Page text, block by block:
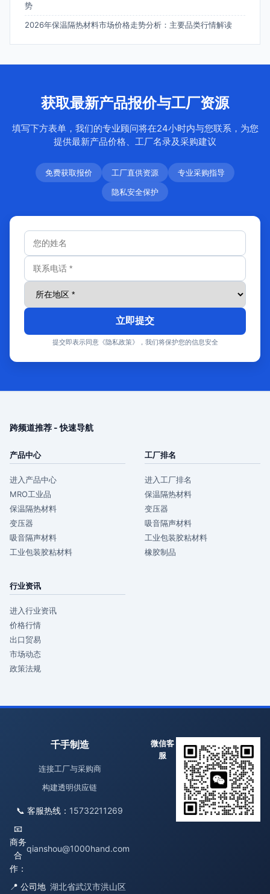
势
2026年保温隔热材料市场价格走势分析：主要品类行情解读
获取最新产品报价与工厂资源
填写下方表单，我们的专业顾问将在24小时内与您联系，为您
提供最新产品价格、工厂名录及采购建议
免费获取报价 工厂直供资源
专业采购指导
隐私安全保护
立即提交
提交即表示同意《隐私政策》，我们将保护您的信息安全
跨频道推荐 - 快速导航
产品中心
进入产品中心
MRO工业品
保温隔热材料
变压器
吸音隔声材料
工业包装胶粘材料
工厂排名
进入工厂排名
保温隔热材料
变压器
吸音隔声材料
工业包装胶粘材料
橡胶制品
行业资讯
进入行业资讯
价格行情
出口贸易
市场动态
政策法规
千手制造
连接工厂与采购商
构建透明供应链
📞 客服热线： 15732211269
📧
商务
合
作：
qianshou@1000hand.com
📍 公司地 湖北省武汉市洪山区
微信客
服